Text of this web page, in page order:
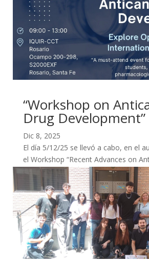
“Workshop on
Drug Development”
Dic 8, 2025
El día 5/12/25 se llevó a cabo, en el
el Workshop “Recent Advances on
Development”, donde se conocieron